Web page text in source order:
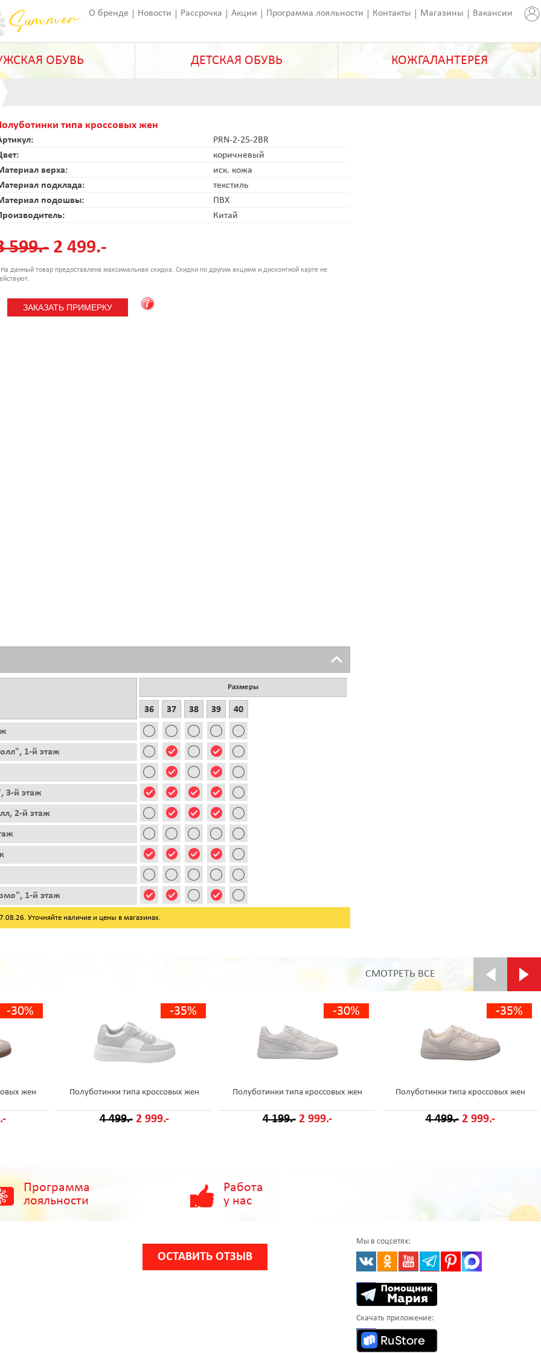
О бренде Новости Рассрочка Акции Программа лояльности Контакты Магазины Вакансии
ОБУВЬ ДЕТСКАЯ ОБУВЬ КОЖГАЛАНТЕРЕЯ
типа кроссовых жен
PRN-2-25-2BR
коричневый
верха:
иск. кожа
подклада:
текстиль
подошвы:
ПВХ
Китай
599.- 2 499.-
данный товар предоставлена максимальная скидка. Скидки по другим акциям и дисконтной карте не
1-й этаж
3-й этаж
2-й этаж
1-й этаж
Размеры
36 37 38 39 40
Уточняйте наличие и цены в магазинах.
СМОТРЕТЬ ВСЕ
-30%
жен
-35%
Полуботинки типа кроссовых жен
4 499.- 2 999.-
-30%
Полуботинки типа кроссовых жен
4 199.- 2 999.-
-35%
Полуботинки типа кроссовых жен
4 499.- 2 999.-
Программа
лояльности
Работа
у нас
ОСТАВИТЬ ОТЗЫВ
Мы в соцсетях:
Скачать приложение: